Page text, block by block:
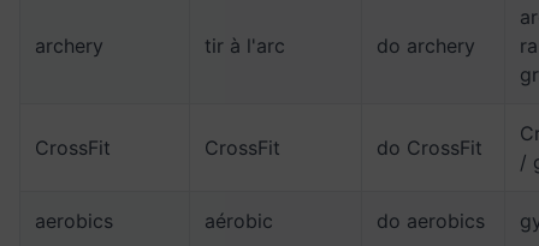
archery tir à l'arc do archery
CrossFit CrossFit do CrossFit
/
aerobics aérobic do aerobics